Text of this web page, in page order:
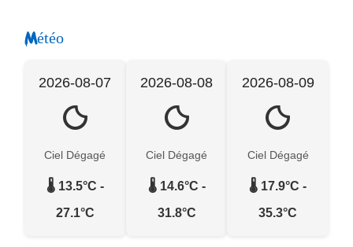
Météo
2026-08-07
Ciel Dégagé
🌡️ 13.5°C -
27.1°C
2026-08-08
Ciel Dégagé
🌡️ 14.6°C -
31.8°C
2026-08-09
Ciel Dégagé
🌡️ 17.9°C -
35.3°C